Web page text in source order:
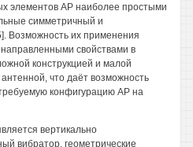
элементов АР наиболее простыми
симметричный и
Возможность их применения
свойствами в
конструкцией и малой
что даёт возможность
конфигурацию АР на
вертикально
вибратор, геометрические